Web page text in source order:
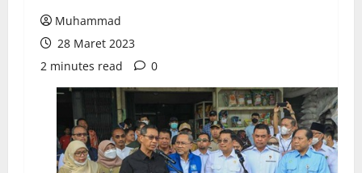
Muhammad
28 Maret 2023
2 minutes read
0